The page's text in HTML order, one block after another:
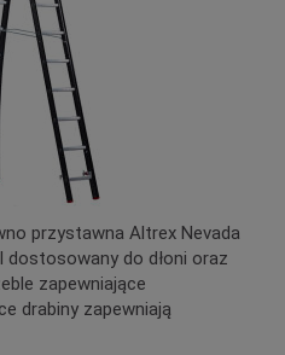
przystawna Altrex Nevada
do dłoni oraz
zapewniające
drabiny zapewniają